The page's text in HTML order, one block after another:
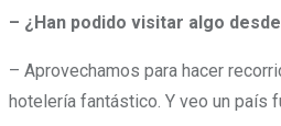
– ¿Han podido visitar algo
– Aprovechamos para hacer
hotelería fantástico. Y veo un país